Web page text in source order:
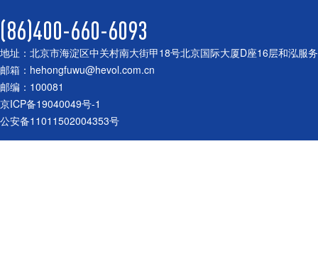
(86)400-660-6093
地址：北京市海淀区中关村南大街甲18号北京国际大厦D座16层和泓服
邮箱：hehongfuwu@hevol.com.cn
邮编：100081
京ICP备19040049号-1
公安备11011502004353号